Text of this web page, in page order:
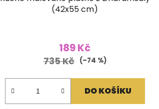
(42x55 cm)
189 Kč
735 Kč (–74 %)
DO KOŠÍKU